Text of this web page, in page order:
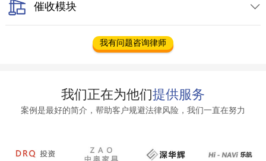
催收模块 
我有问题咨询律师
我们正在为他们提供服务
案例是最好的简介，帮助客户规避法律风险，我们一直在努力